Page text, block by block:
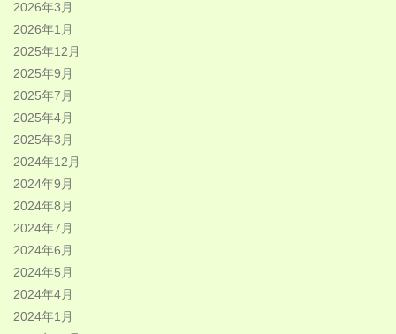
2026年3月
2026年1月
2025年12月
2025年9月
2025年7月
2025年4月
2025年3月
2024年12月
2024年9月
2024年8月
2024年7月
2024年6月
2024年5月
2024年4月
2024年1月